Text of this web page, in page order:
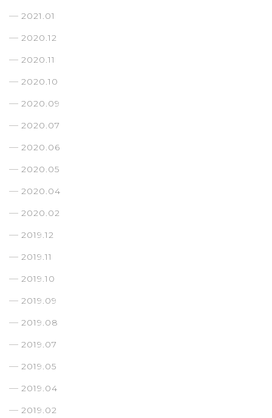
2021.01
2020.12
2020.11
2020.10
2020.09
2020.07
2020.06
2020.05
2020.04
2020.02
2019.12
2019.11
2019.10
2019.09
2019.08
2019.07
2019.05
2019.04
2019.02